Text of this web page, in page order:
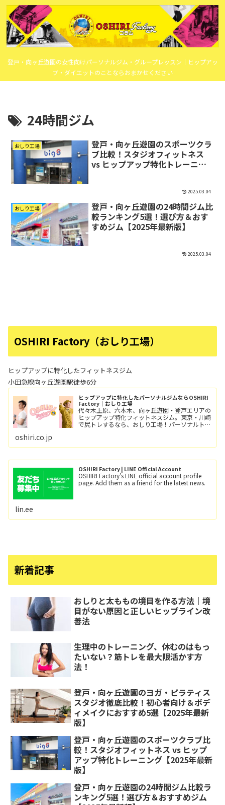
登戸・向ヶ丘遊園の女性向けパーソナルジム・グループレッスン｜ヒップアッ
プ・ダイエットのことならおまかせください
24時間ジム
おしり工場
登戸・向ヶ丘遊園のスポーツクラ
ブ比較！スタジオフィットネス
vs ヒップアップ特化トレーニン
2025.03.04
おしり工場
登戸・向ヶ丘遊園の24時間ジム比
較ランキング5選！選び方＆おす
すめジム【2025年最新版】
2025.03.04
OSHIRI Factory（おしり工場）
ヒップアップに特化したフィットネスジム
小田急線向ヶ丘遊園駅徒歩6分
ヒップアップに特化したパーソナルジムならOSHIRI
Factory｜おしり工場
代々木上原、六本木、向ヶ丘遊園・登戸エリアの
ヒップアップ特化フィットネスジム。東京・川崎
で尻トレするなら、おしり工場！パーソナルトレ
駅/徒歩12分。
oshiri.co.jp
OSHIRI Factory | LINE Official Account
OSHIRI Factory's LINE official account profile
page. Add them as a friend for the latest news.
lin.ee
新着記事
おしりと太ももの境目を作る方法｜境
目がない原因と正しいヒップライン改
善法
生理中のトレーニング、休むのはもっ
たいない？筋トレを最大限活かす方
法！
登戸・向ヶ丘遊園のヨガ・ピラティス
スタジオ徹底比較！初心者向け＆ボデ
ィメイクにおすすめ5選【2025年最新
版】
登戸・向ヶ丘遊園のスポーツクラブ比
較！スタジオフィットネス vs ヒップ
アップ特化トレーニング【2025年最新
版】
登戸・向ヶ丘遊園の24時間ジム比較ラ
ンキング5選！選び方＆おすすめジム